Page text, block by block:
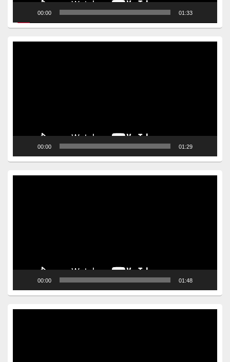
00:00 01:33
00:00 01:29
00:00 01:48